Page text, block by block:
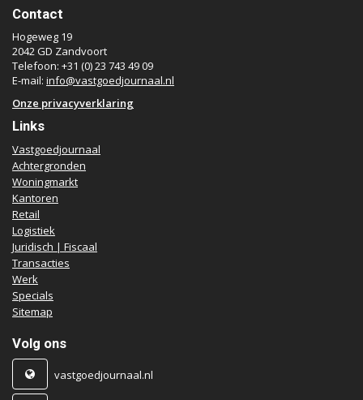
Contact
Hogeweg 19
2042 GD Zandvoort
Telefoon: +31 (0) 23 743 49 09
E-mail: info@vastgoedjournaal.nl
Onze privacyverklaring
Links
Vastgoedjournaal
Achtergronden
Woningmarkt
Kantoren
Retail
Logistiek
Juridisch | Fiscaal
Transacties
Werk
Specials
Sitemap
Volg ons
vastgoedjournaal.nl